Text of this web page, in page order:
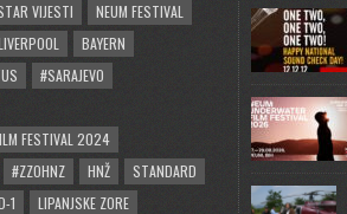
VIJESTI
NEUM FESTIVAL
BAYERN
#SARAJEVO
FESTIVAL 2024
#ZZOHNZ HNŽ
STANDARD
1 LIPANJSKE ZORE